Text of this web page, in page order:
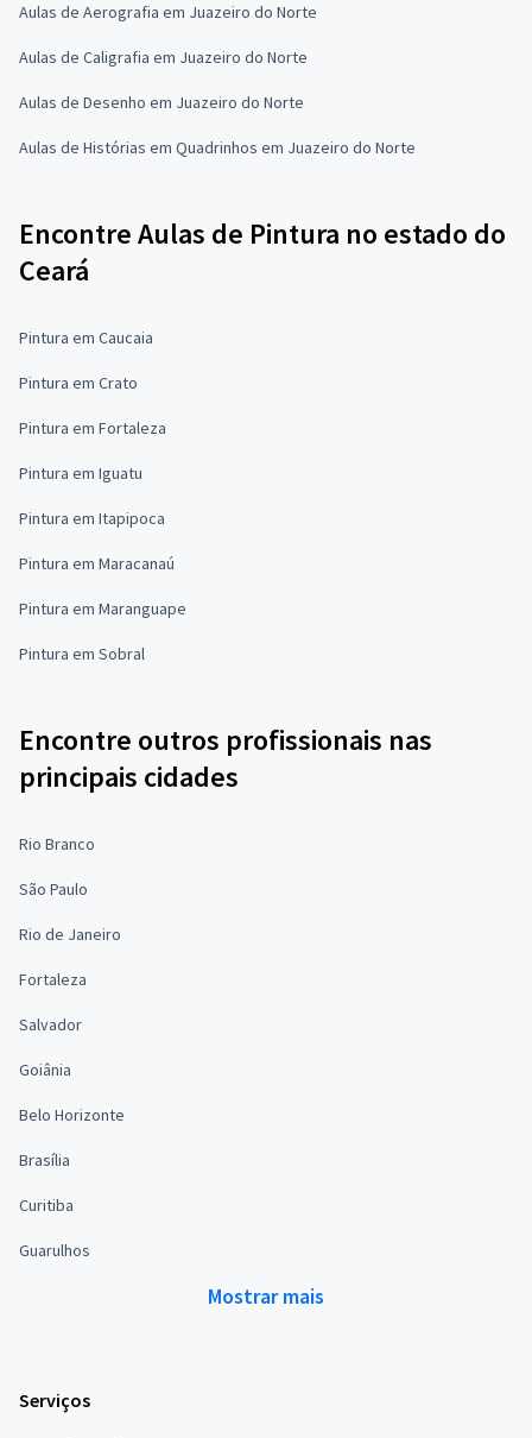
Aulas de Aerografia em Juazeiro do Norte
Aulas de Caligrafia em Juazeiro do Norte
Aulas de Desenho em Juazeiro do Norte
Aulas de Histórias em Quadrinhos em Juazeiro do Norte
Encontre Aulas de Pintura no estado do
Ceará
Pintura em Caucaia
Pintura em Crato
Pintura em Fortaleza
Pintura em Iguatu
Pintura em Itapipoca
Pintura em Maracanaú
Pintura em Maranguape
Pintura em Sobral
Encontre outros profissionais nas
principais cidades
Rio Branco
São Paulo
Rio de Janeiro
Fortaleza
Salvador
Goiânia
Belo Horizonte
Brasília
Curitiba
Guarulhos
Mostrar mais
Serviços